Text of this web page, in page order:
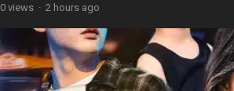
0 views · 2 hours ago